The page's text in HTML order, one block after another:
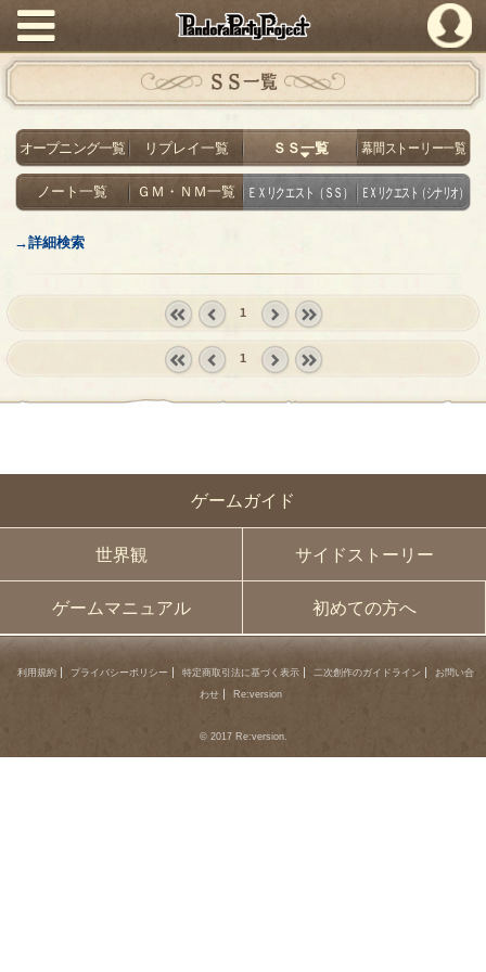
PandoraPartyProject
ゲームガイド
世界観 サイドストーリー
ゲームマニュアル 初めての方へ
ＳＳ一覧
オープニング一覧 リプレイ一覧 ＳＳ一覧 幕間ストーリー一覧
ノート一覧 ＧＭ・ＮＭ一覧 ＥＸリクエスト（ＳＳ） ＥＸリクエスト（シナリオ）
→詳細検索
prev
1
1
利用規約 プライバシーポリシー 特定商取引法に基づく表示 二次創作のガイドライン
お問い合
わせ
Re:version
© 2017 Re:version.